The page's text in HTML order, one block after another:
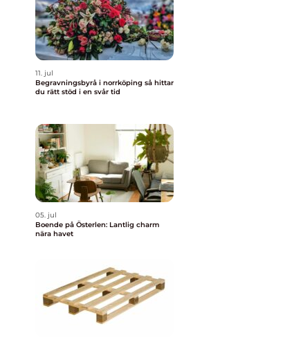
11. jul
Begravningsbyrå i norrköping så hittar
du rätt stöd i en svår tid
05. jul
Boende på Österlen: Lantlig charm
nära havet